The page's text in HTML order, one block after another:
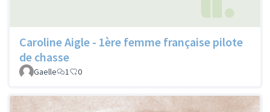
Caroline Aigle - 1ère femme française pilote
de chasse
Gaelle 1 0